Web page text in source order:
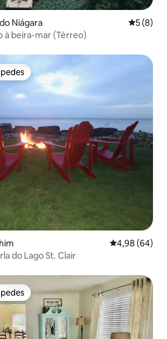
Niágara 5 de
5 (8)
à beira-mar (Térreo)
dos hóspedes
4,98 de uma
4,98 (64)
do Lago St. Clair
dos hóspedes